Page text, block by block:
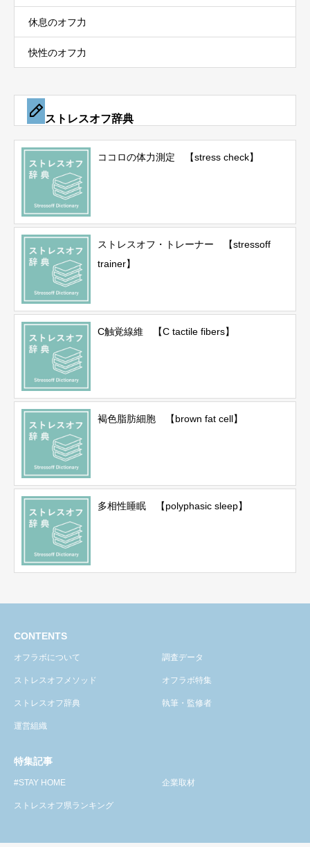
休息のオフ力
快性のオフ力
ストレスオフ辞典
ココロの体力測定 【stress check】
ストレスオフ・トレーナー 【stressoff
trainer】
C触覚線維 【C tactile fibers】
褐色脂肪細胞 【brown fat cell】
多相性睡眠 【polyphasic sleep】
CONTENTS
オフラボについて 調査データ
ストレスオフメソッド オフラボ特集
ストレスオフ辞典 執筆・監修者
運営組織
特集記事
#STAY HOME 企業取材
ストレスオフ県ランキング